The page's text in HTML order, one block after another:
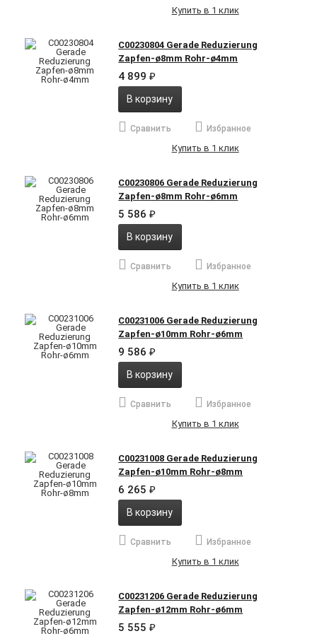
Купить в 1 клик
C00230804 Gerade Reduzierung
Zapfen-ø8mm Rohr-ø4mm
4 899₽
В корзину
Сравнить Избранное
Купить в 1 клик
C00230806 Gerade Reduzierung
Zapfen-ø8mm Rohr-ø6mm
5 586₽
В корзину
Сравнить Избранное
Купить в 1 клик
C00231006 Gerade Reduzierung
Zapfen-ø10mm Rohr-ø6mm
9 586₽
В корзину
Сравнить Избранное
Купить в 1 клик
C00231008 Gerade Reduzierung
Zapfen-ø10mm Rohr-ø8mm
6 265₽
В корзину
Сравнить Избранное
Купить в 1 клик
C00231206 Gerade Reduzierung
Zapfen-ø12mm Rohr-ø6mm
5 555₽